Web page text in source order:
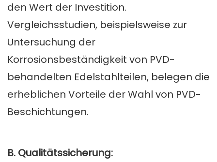
den Wert der Investition.
Vergleichsstudien, beispielsweise zur
Untersuchung der
Korrosionsbeständigkeit von PVD-
behandelten Edelstahlteilen, belegen die
erheblichen Vorteile der Wahl von PVD-
Beschichtungen.
B. Qualitätssicherung: